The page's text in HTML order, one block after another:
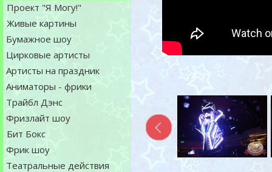
Проект "Я Могу!"
Живые картины
Бумажное шоу
Цирковые артисты
Артисты на праздник
Трайбл Дэнс
Аниматоры - фрики
Фризлайт шоу
Бит Бокс
Фрик шоу
Театральные действия